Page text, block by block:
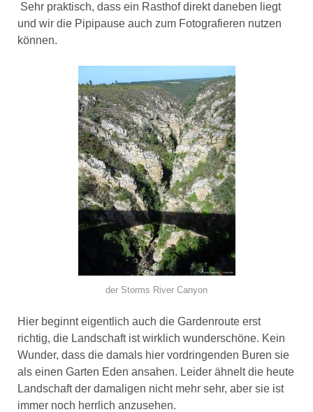
Sehr praktisch, dass ein Rasthof direkt daneben liegt
und wir die Pipipause auch zum Fotografieren nutzen
können.
der Storms River Canyon
Hier beginnt eigentlich auch die Gardenroute erst
richtig, die Landschaft ist wirklich wunderschöne. Kein
Wunder, dass die damals hier vordringenden Buren sie
als einen Garten Eden ansahen. Leider ähnelt die heute
Landschaft der damaligen nicht mehr sehr, aber sie ist
immer noch herrlich anzusehen.